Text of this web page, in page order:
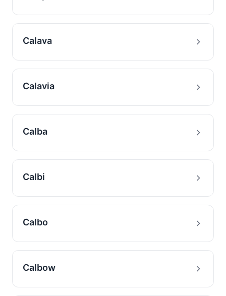
Calava
Calavia
Calba
Calbi
Calbo
Calbow